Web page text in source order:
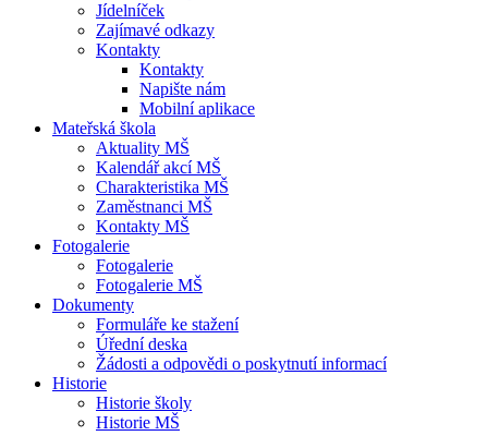
Jídelníček
Zajímavé odkazy
Kontakty
Kontakty
Napište nám
Mobilní aplikace
Mateřská škola
Aktuality MŠ
Kalendář akcí MŠ
Charakteristika MŠ
Zaměstnanci MŠ
Kontakty MŠ
Fotogalerie
Fotogalerie
Fotogalerie MŠ
Dokumenty
Formuláře ke stažení
Úřední deska
Žádosti a odpovědi o poskytnutí informací
Historie
Historie školy
Historie MŠ